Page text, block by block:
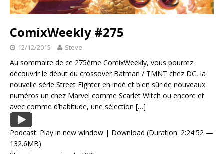
ComixWeekly #275
12/12/2015 Steve
Au sommaire de ce 275ème ComixWeekly, vous pourrez
découvrir le début du crossover Batman / TMNT chez DC, la
nouvelle série Street Fighter en indé et bien sûr de nouveaux
numéros un chez Marvel comme Scarlet Witch ou encore et
avec comme d’habitude, une sélection […]
Podcast: Play in new window | Download (Duration: 2:24:52 —
132.6MB)